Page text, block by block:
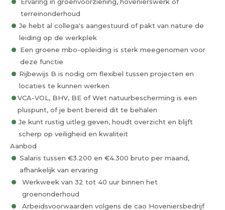
terreinonderhoud
Je hebt al collega's aangestuurd of pakt van nature de
leiding op de werkplek
Een groene mbo-opleiding is sterk meegenomen voor
deze functie
Rijbewijs B is nodig om flexibel tussen projecten en
locaties te kunnen werken
VCA-VOL, BHV, BE of Wet natuurbescherming is een
pluspunt, of je bent bereid dit te behalen
Je kunt rustig uitleg geven, houdt overzicht en blijft
scherp op veiligheid en kwaliteit
Aanbod
Salaris tussen €3.200 en €4.300 bruto per maand,
afhankelijk van ervaring
Werkweek van 32 tot 40 uur binnen het
groenonderhoud
Arbeidsvoorwaarden volgens de cao Hoveniersbedrijf